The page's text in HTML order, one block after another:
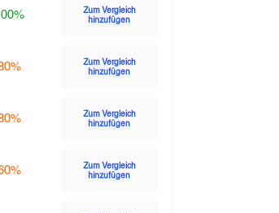
Zum Vergleich
hinzufügen
Zum Vergleich
hinzufügen
Zum Vergleich
hinzufügen
Zum Vergleich
hinzufügen